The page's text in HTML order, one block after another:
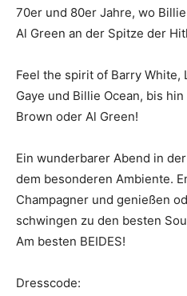
70er und 80er Jahre, wo
Al Green an der Spitze der
Feel the spirit of Barry White,
Gaye und Billie Ocean, bis
Brown oder Al Green!
Ein wunderbarer Abend in
dem besonderen Ambiente.
Champagner und genießen
schwingen zu den besten
Am besten BEIDES!
Dresscode: